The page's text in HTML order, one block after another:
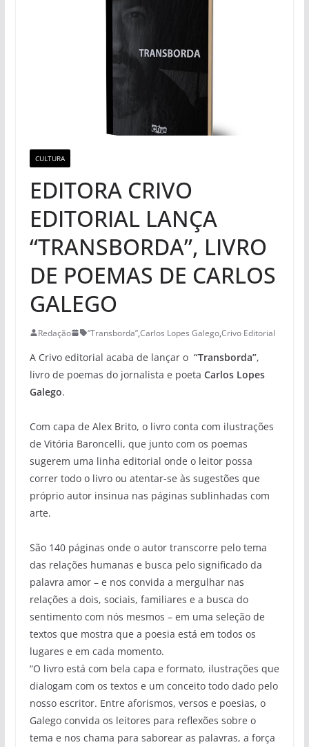
CULTURA
EDITORA CRIVO
EDITORIAL LANÇA
“TRANSBORDA”, LIVRO
DE POEMAS DE CARLOS
GALEGO
Redação “Transborda”,Carlos Lopes Galego,Crivo Editorial
A Crivo editorial acaba de lançar o “Transborda”,
livro de poemas do jornalista e poeta Carlos Lopes
Galego.
Com capa de Alex Brito, o livro conta com ilustrações
de Vitória Baroncelli, que junto com os poemas
sugerem uma linha editorial onde o leitor possa
correr todo o livro ou atentar-se às sugestões que
próprio autor insinua nas páginas sublinhadas com
arte.
São 140 páginas onde o autor transcorre pelo tema
das relações humanas e busca pelo significado da
palavra amor – e nos convida a mergulhar nas
relações a dois, sociais, familiares e a busca do
sentimento com nós mesmos – em uma seleção de
textos que mostra que a poesia está em todos os
lugares e em cada momento.
“O livro está com bela capa e formato, ilustrações que
dialogam com os textos e um conceito todo dado pelo
nosso escritor. Entre aforismos, versos e poesias, o
Galego convida os leitores para reflexões sobre o
tema e nos chama para saborear as palavras, a força